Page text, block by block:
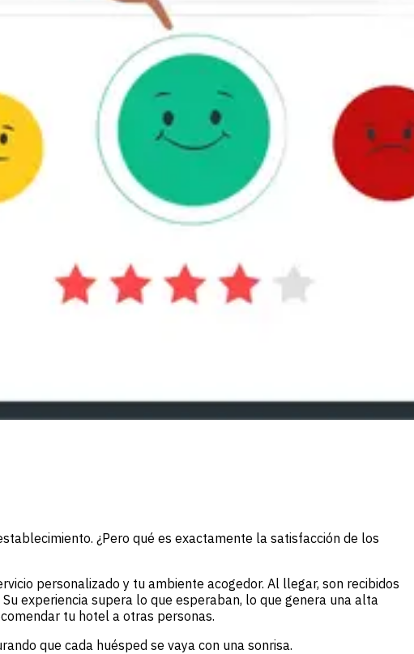
¿Pero qué es exactamente la satisfacción de los
personalizado y tu ambiente acogedor. Al llegar, son recibidos
experiencia supera lo que esperaban, lo que genera una alta
tu hotel a otras personas.
que cada huésped se vaya con una sonrisa.